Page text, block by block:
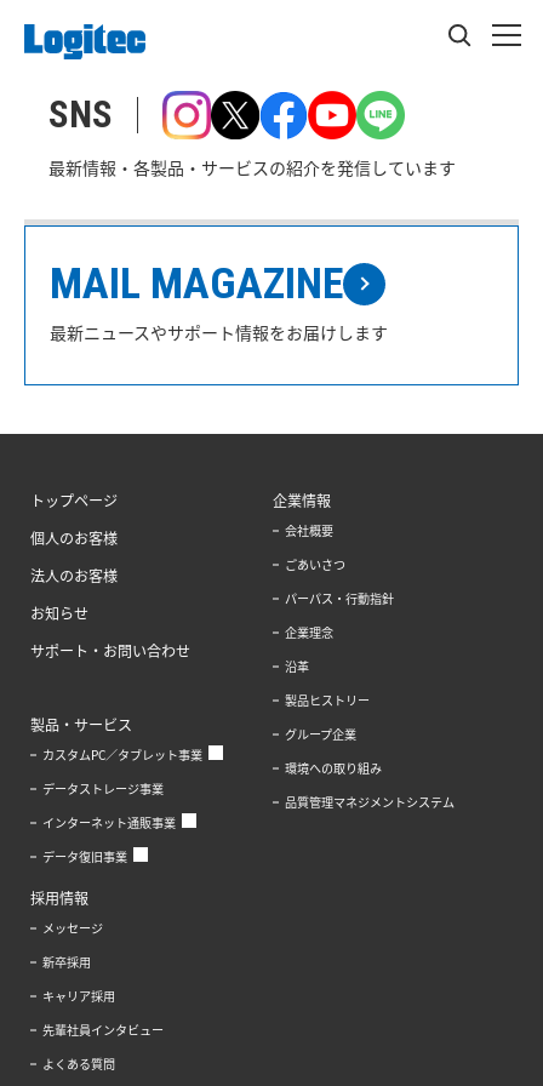
SNS
最新情報・各製品・サービスの紹介を発信しています
MAIL MAGAZINE
最新ニュースやサポート情報をお届けします
トップページ
個人のお客様
法人のお客様
お知らせ
サポート・お問い合わせ
製品・サービス
カスタムPC／タブレット事業
データストレージ事業
インターネット通販事業
データ復旧事業
企業情報
会社概要
ごあいさつ
パーパス・行動指針
企業理念
沿革
製品ヒストリー
グループ企業
環境への取り組み
品質管理マネジメントシステム
採用情報
メッセージ
新卒採用
キャリア採用
先輩社員インタビュー
よくある質問